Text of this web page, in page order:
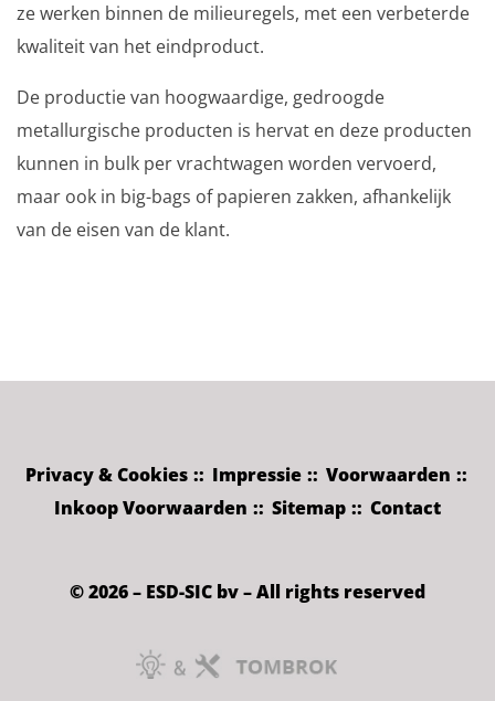
ze werken binnen de milieuregels, met een verbeterde
kwaliteit van het eindproduct.
De productie van hoogwaardige, gedroogde
metallurgische producten is hervat en deze producten
kunnen in bulk per vrachtwagen worden vervoerd,
maar ook in big-bags of papieren zakken, afhankelijk
van de eisen van de klant.
Privacy & Cookies Impressie
Voorwaarden
Inkoop Voorwaarden
Sitemap Contact
© 2026 – ESD-SIC bv – All rights reserved